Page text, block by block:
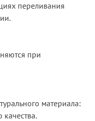
переливания
при
материала: